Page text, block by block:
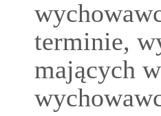
terminie,
mających